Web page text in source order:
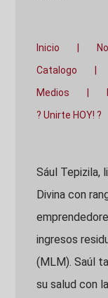
Inicio
Catalogo
Medios
? Unirte HOY! ?
Sául Tepizila,
Divina con
ingresos
(MLM). Saúl
su salud con